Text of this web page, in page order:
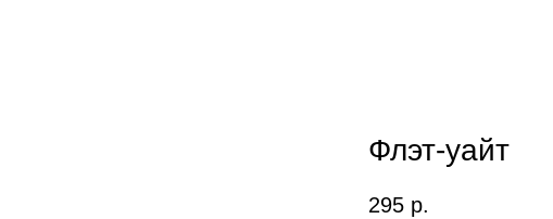
Флэт-уайт
295 р.